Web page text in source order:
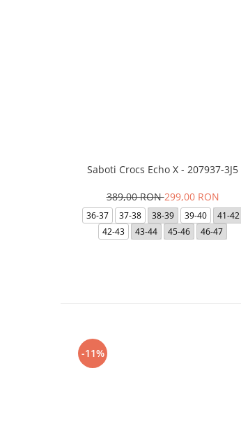
Saboti Crocs Echo X - 207937-3J5
389,00 RON299,00 RON
36-37 37-38 38-39 39-40
41-42
42-43
43-44 45-46 46-47
-11%